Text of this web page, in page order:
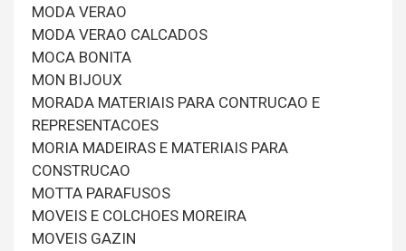
MODA VERAO
MODA VERAO CALCADOS
MOCA BONITA
MON BIJOUX
MORADA MATERIAIS PARA CONTRUCAO E
REPRESENTACOES
MORIA MADEIRAS E MATERIAIS PARA
CONSTRUCAO
MOTTA PARAFUSOS
MOVEIS E COLCHOES MOREIRA
MOVEIS GAZIN